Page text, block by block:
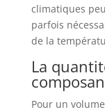
climatiques
parfois
de la
La
Pour un